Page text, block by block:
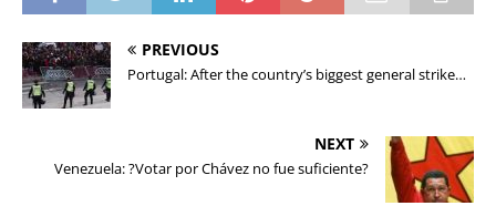
PREVIOUS
Portugal: After the country’s biggest general strike…
NEXT
Venezuela: ?Votar por Chávez no fue suficiente?